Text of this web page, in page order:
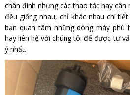
chân đinh nhưng các thao tác hay cân
đều giống nhau, chỉ khác nhau chi
bạn quan tâm những dòng máy phù
hãy liên hệ với chúng tôi để được tư
ý nhất.